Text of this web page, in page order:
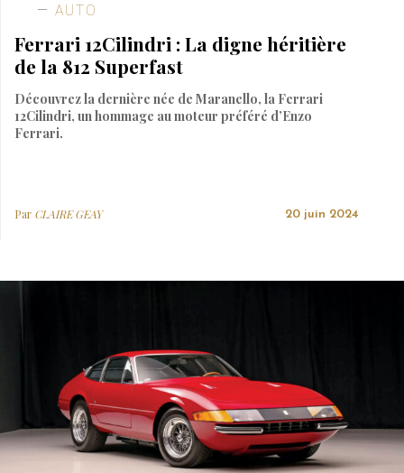
AUTO
Ferrari 12Cilindri : La digne héritière
de la 812 Superfast
Découvrez la dernière née de Maranello, la Ferrari
12Cilindri, un hommage au moteur préféré d’Enzo
Ferrari.
Par CLAIRE GEAY 20 juin 2024